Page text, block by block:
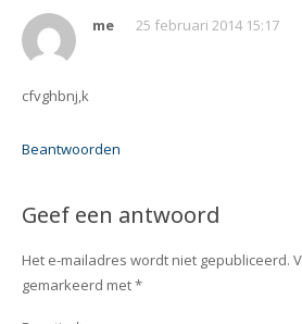
me 25 februari 2014 15:17
cfvghbnj,k
Beantwoorden
Geef een antwoord
Het e-mailadres wordt niet gepubliceerd.
gemarkeerd met*